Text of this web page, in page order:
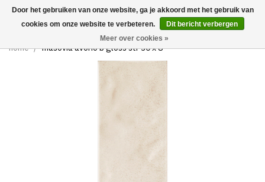
0
home / masovia avorio b gloss str 30 x 8
Door het gebruiken van onze website, ga je akkoord met het gebruik van
cookies om onze website te verbeteren.
Dit bericht verbergen
Meer over cookies »